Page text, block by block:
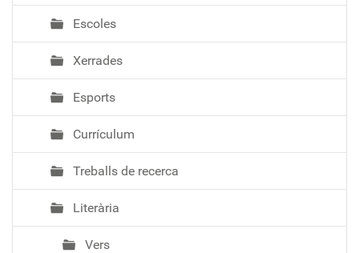
Escoles
Xerrades
Esports
Currículum
Treballs de recerca
Literària
Vers